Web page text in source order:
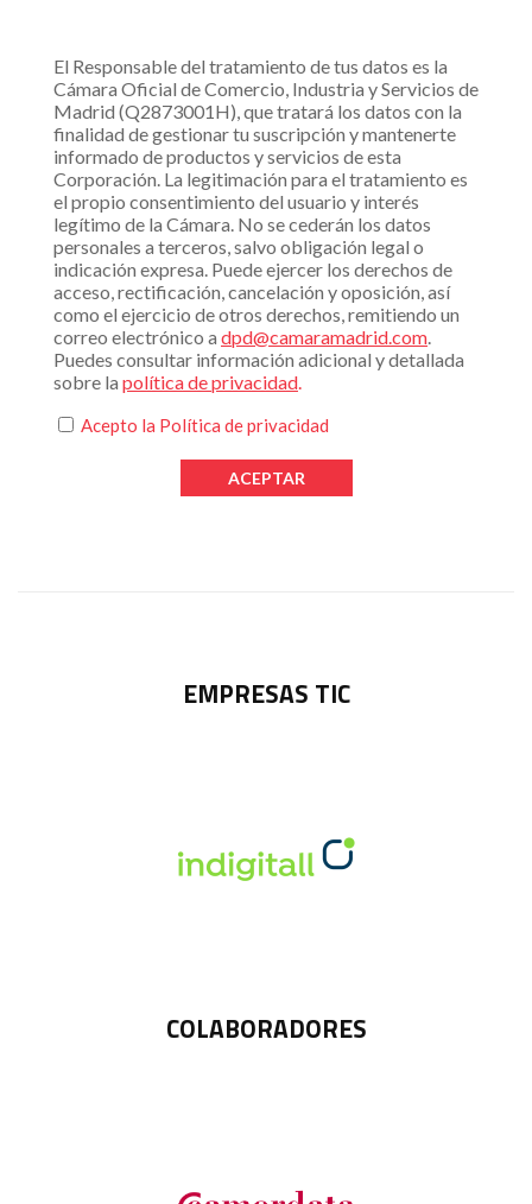
El Responsable del tratamiento de tus datos es la
Cámara Oficial de Comercio, Industria y Servicios de
Madrid (Q2873001H), que tratará los datos con la
finalidad de gestionar tu suscripción y mantenerte
informado de productos y servicios de esta
Corporación. La legitimación para el tratamiento es
el propio consentimiento del usuario y interés
legítimo de la Cámara. No se cederán los datos
personales a terceros, salvo obligación legal o
indicación expresa. Puede ejercer los derechos de
acceso, rectificación, cancelación y oposición, así
como el ejercicio de otros derechos, remitiendo un
correo electrónico a dpd@camaramadrid.com.
Puedes consultar información adicional y detallada
sobre la política de privacidad.
Acepto la Política de privacidad
EMPRESAS TIC
COLABORADORES